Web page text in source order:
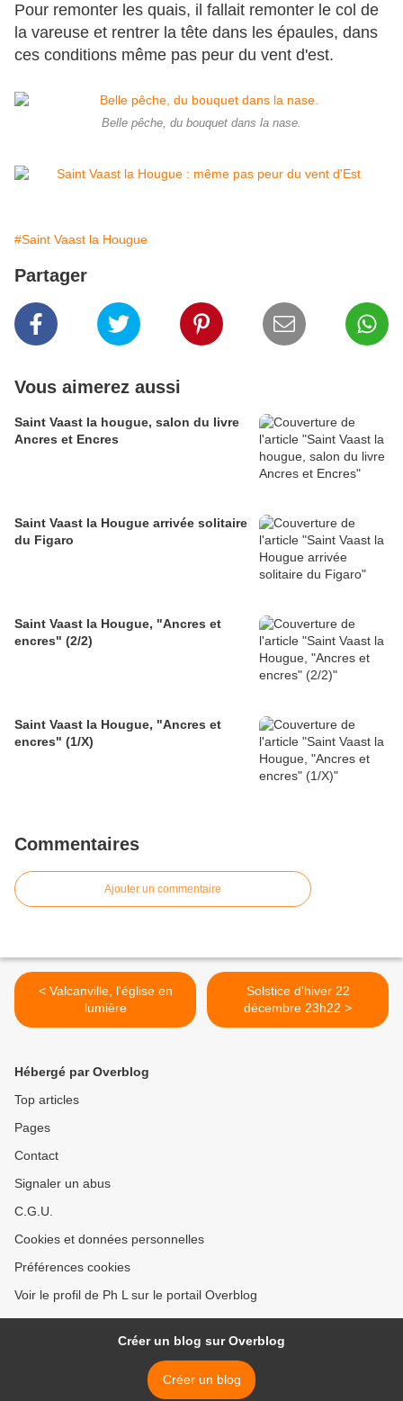
Pour remonter les quais, il fallait remonter le col de
la vareuse et rentrer la tête dans les épaules, dans
ces conditions même pas peur du vent d'est.
Belle pêche, du bouquet dans la nase.
#Saint Vaast la Hougue
Partager
Vous aimerez aussi
Saint Vaast la hougue, salon du livre
Ancres et Encres
Saint Vaast la Hougue arrivée solitaire
du Figaro
Saint Vaast la Hougue, "Ancres et
encres" (2/2)
Saint Vaast la Hougue, "Ancres et
encres" (1/X)
Commentaires
Ajouter un commentaire
< Valcanville, l'église en
lumière
Solstice d'hiver 22
décembre 23h22 >
Hébergé par Overblog
Top articles
Pages
Contact
Signaler un abus
C.G.U.
Cookies et données personnelles
Préférences cookies
Voir le profil de Ph L sur le portail Overblog
Créer un blog sur Overblog
Créer un blog